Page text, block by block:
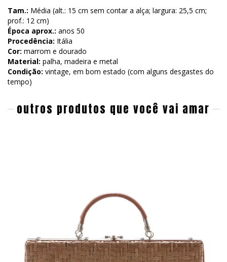
Tam.: Média (alt.: 15 cm sem contar a alça; largura: 25,5 cm;
prof.: 12 cm)
Época aprox.: anos 50
Procedência: Itália
Cor: marrom e dourado
Material: palha, madeira e metal
Condição: vintage, em bom estado (com alguns desgastes do
tempo)
outros produtos que você vai amar